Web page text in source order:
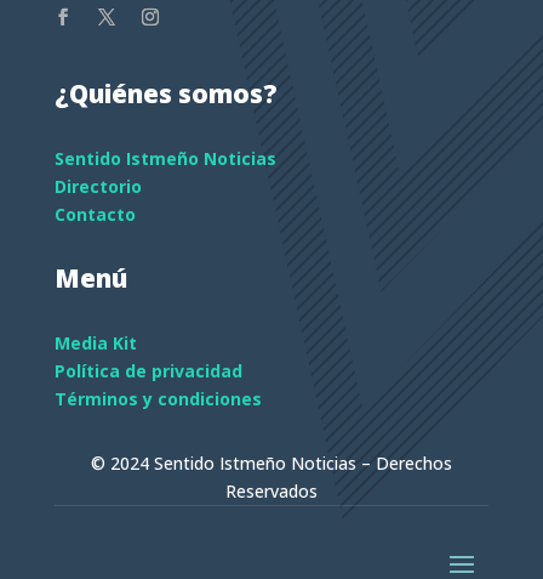
¿Quiénes somos?
Sentido Istmeño Noticias
Directorio
Contacto
Menú
Media Kit
Política de privacidad
Términos y condiciones
© 2024 Sentido Istmeño Noticias – Derechos
Reservados